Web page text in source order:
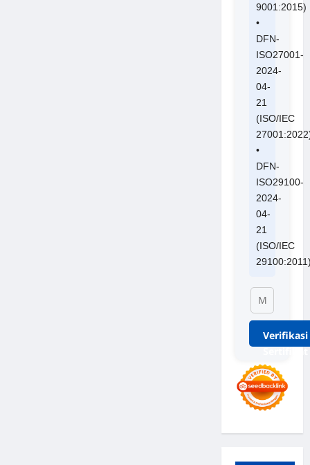
9001:2015)
•
DFN-
ISO27001-
2024-
04-
21
(ISO/IEC
•
DFN-
ISO29100-
2024-
04-
21
(ISO/IEC
Verifikasi
Sertifikat